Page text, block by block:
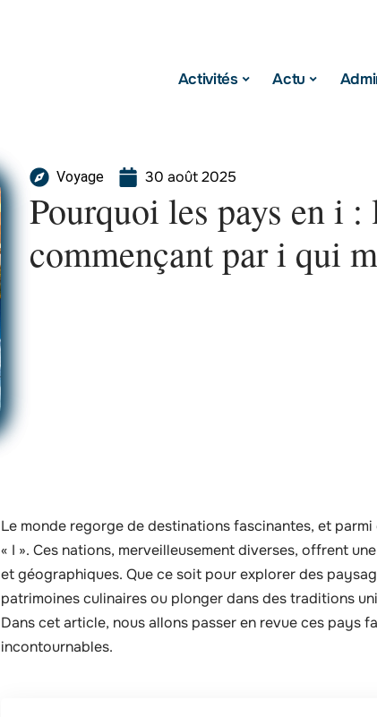
Activités Actu
Voyage 30 août 2025
Pourquoi les pays en i :
commençant par i qui
Le monde regorge de destinations fascinantes, et
« I ». Ces nations, merveilleusement diverses, offrent
et géographiques. Que ce soit pour explorer des
patrimoines culinaires ou plonger dans des traditions
Dans cet article, nous allons passer en revue ces pays
incontournables.